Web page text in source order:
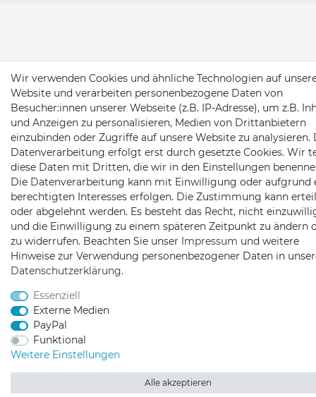
Wir verwenden Cookies und ähnliche Technologien auf
Website und verarbeiten personenbezogene Daten von
Besucher:innen unserer Webseite (z.B. IP-Adresse), um z.B.
und Anzeigen zu personalisieren, Medien von Drittanbietern
einzubinden oder Zugriffe auf unsere Website zu analysieren.
Datenverarbeitung erfolgt erst durch gesetzte Cookies. Wir
diese Daten mit Dritten, die wir in den Einstellungen
Die Datenverarbeitung kann mit Einwilligung oder aufgrund
berechtigten Interesses erfolgen. Die Zustimmung kann
oder abgelehnt werden. Es besteht das Recht, nicht
und die Einwilligung zu einem späteren Zeitpunkt zu ändern
zu widerrufen. Beachten Sie unser Impressum und weitere
Hinweise zur Verwendung personenbezogener Daten in
Daten­schutz­erklärung.
Essenziell
Externe Medien
PayPal
Funktional
Weitere Einstellungen
Alle akzeptieren